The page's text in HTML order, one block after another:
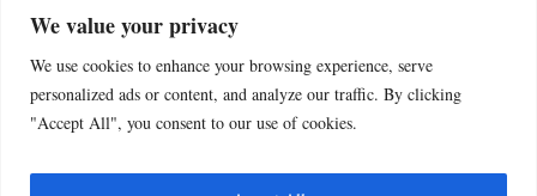
We value your privacy
We use cookies to enhance your browsing experience, serve
personalized ads or content, and analyze our traffic. By clicking
"Accept All", you consent to our use of cookies.
SIGN UP FOR THE NEWSLETTER